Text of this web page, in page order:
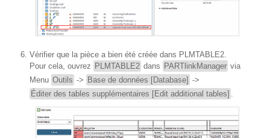
Vérifier que la pièce a bien été créée dans PLMTABLE2.
Pour cela, ouvrez PLMTABLE2 dans PARTlinkManager via
Menu Outils -> Base de données [Database] ->
Éditer des tables supplémentaires [Edit additional tables]